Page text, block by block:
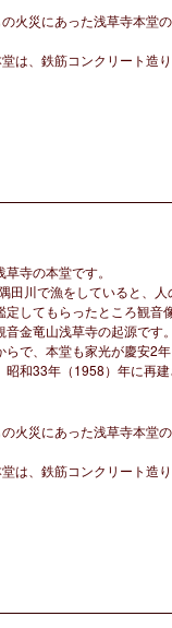
火災にあった浅草寺本堂
は、鉄筋コンクリート造
寺の本堂です。
田川で漁をしていると、
してもらったところ観
金竜山浅草寺の起源です。
で、本堂も家光が慶安2
和33年（1958）年に再建
火災にあった浅草寺本堂
は、鉄筋コンクリート造